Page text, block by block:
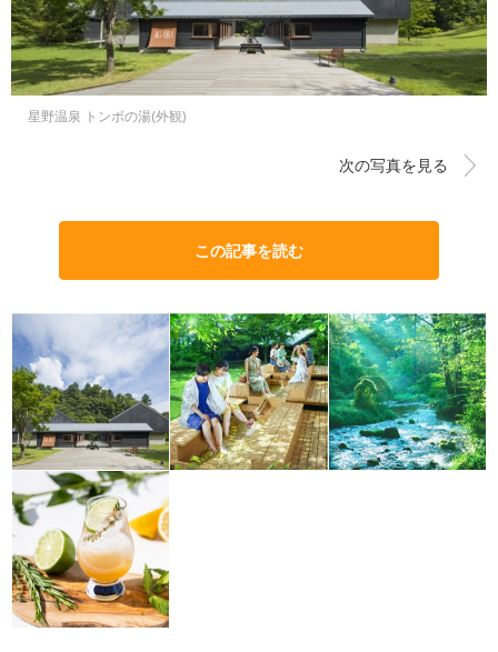
星野温泉 トンボの湯(外観)
次の写真を見る
この記事を読む